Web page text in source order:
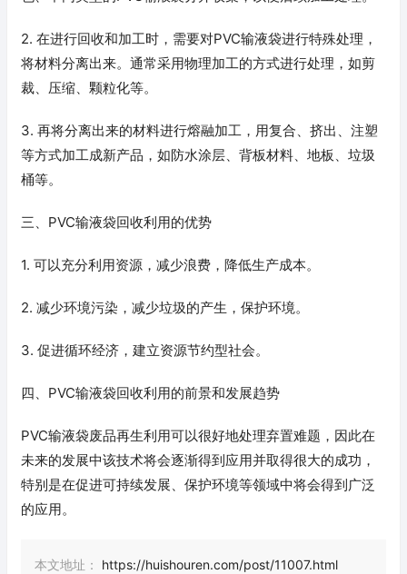
2. 在进行回收和加工时，需要对PVC输液袋进行特殊处理，
将材料分离出来。通常采用物理加工的方式进行处理，如剪
裁、压缩、颗粒化等。
3. 再将分离出来的材料进行熔融加工，用复合、挤出、注塑
等方式加工成新产品，如防水涂层、背板材料、地板、垃圾
桶等。
三、PVC输液袋回收利用的优势
1. 可以充分利用资源，减少浪费，降低生产成本。
2. 减少环境污染，减少垃圾的产生，保护环境。
3. 促进循环经济，建立资源节约型社会。
四、PVC输液袋回收利用的前景和发展趋势
PVC输液袋废品再生利用可以很好地处理弃置难题，因此在
未来的发展中该技术将会逐渐得到应用并取得很大的成功，
特别是在促进可持续发展、保护环境等领域中将会得到广泛
的应用。
本文地址：
https://huishouren.com/post/11007.html